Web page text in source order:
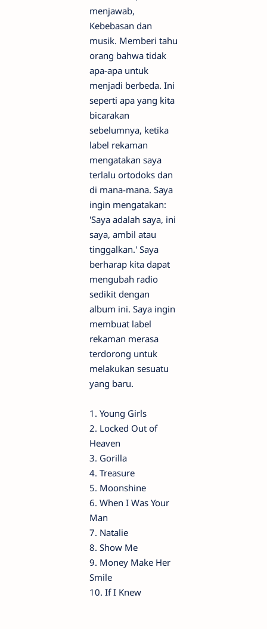
menjawab,
Kebebasan dan
musik. Memberi tahu
orang bahwa tidak
apa-apa untuk
menjadi berbeda. Ini
seperti apa yang kita
bicarakan
sebelumnya, ketika
label rekaman
mengatakan saya
terlalu ortodoks dan
di mana-mana. Saya
ingin mengatakan:
'Saya adalah saya, ini
saya, ambil atau
tinggalkan.' Saya
berharap kita dapat
mengubah radio
sedikit dengan
album ini. Saya ingin
membuat label
rekaman merasa
terdorong untuk
melakukan sesuatu
yang baru.
1. Young Girls
2. Locked Out of
Heaven
3. Gorilla
4. Treasure
5. Moonshine
6. When I Was Your
Man
7. Natalie
8. Show Me
9. Money Make Her
Smile
10. If I Knew